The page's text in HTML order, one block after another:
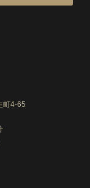
予約は、当面の間
定とさせて頂きま
て頂きます。各メニ
、代わりのスタイ
弊社のスタイリス
頼のおけるスタイ
に関してご満足頂
付けください。
町4-65